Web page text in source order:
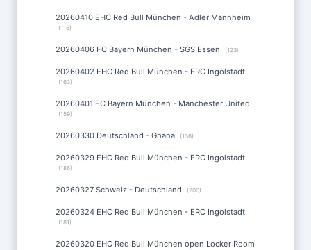
20260410 EHC Red Bull München - Adler Mannheim
(115)
20260406 FC Bayern München - SGS Essen (123)
20260402 EHC Red Bull München - ERC Ingolstadt
(163)
20260401 FC Bayern München - Manchester United
(159)
20260330 Deutschland - Ghana (136)
20260329 EHC Red Bull München - ERC Ingolstadt
(186)
20260327 Schweiz - Deutschland (200)
20260324 EHC Red Bull München - ERC Ingolstadt
(181)
20260320 EHC Red Bull München open Locker Room